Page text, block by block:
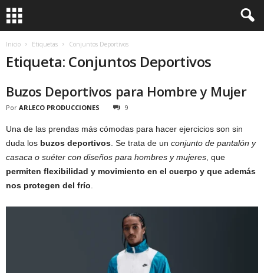
Inicio Etiquetas Conjuntos Deportivos
Etiqueta: Conjuntos Deportivos
Buzos Deportivos para Hombre y Mujer
Por ARLECO PRODUCCIONES 9
Una de las prendas más cómodas para hacer ejercicios son sin
duda los buzos deportivos . Se trata de un conjunto de pantalón y
casaca o suéter con diseños para hombres y mujeres , que
permiten flexibilidad y movimiento en el cuerpo y que además
nos protegen del frío